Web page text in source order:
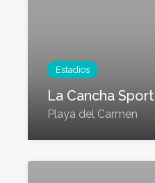
Estadios
La Cancha Sport
Playa del Carmen